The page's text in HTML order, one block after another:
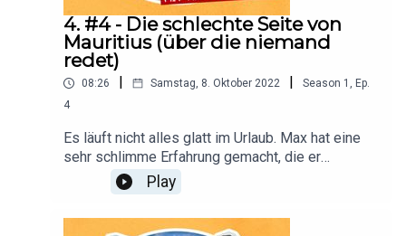
4. #4 - Die schlechte Seite von
Mauritius (über die niemand
redet)
08:26 Samstag, 8. Oktober 2022 Season 1 , Ep.
4
Es läuft nicht alles glatt im Urlaub. Max hat eine
sehr schlimme Erfahrung gemacht, die er
unbedingt erzählen will. Katja ist dagegen genervt
von den langen Einleitungen ihres
Podcastpartners.
Play